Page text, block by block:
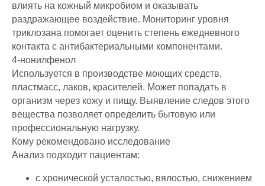
влиять на кожный микробиом и оказывать
раздражающее воздействие. Мониторинг уровня
триклозана помогает оценить степень ежедневного
контакта с антибактериальными компонентами.
4-нонилфенол
Используется в производстве моющих средств,
пластмасс, лаков, красителей. Может попадать в
организм через кожу и пищу. Выявление следов этого
вещества позволяет определить бытовую или
профессиональную нагрузку.
Кому рекомендовано исследование
Анализ подходит пациентам:
с хронической усталостью, вялостью, снижением